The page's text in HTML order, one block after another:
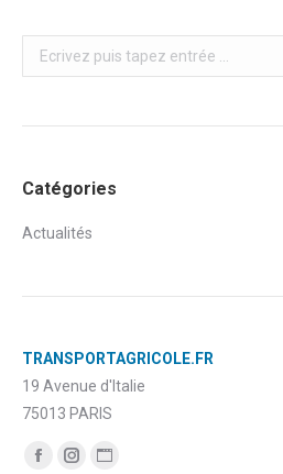
Recherche
Catégories
Actualités
TRANSPORTAGRICOLE.FR
19 Avenue d'Italie
75013 PARIS
Trouvez nous sur :
FacebookInstagram